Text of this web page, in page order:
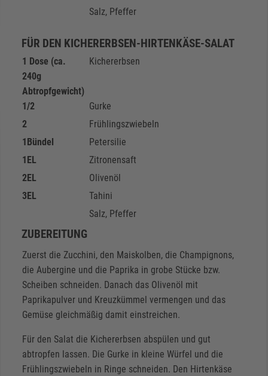
Salz, Pfeffer
FÜR DEN KICHERERBSEN-HIRTENKÄSE-SALAT
1 Dose (ca.
240g
Abtropfgewicht)
Kichererbsen
1/2
Gurke
2
Frühlingszwiebeln
1Bündel
Petersilie
1EL
Zitronensaft
2EL
Olivenöl
3EL
Tahini
Salz, Pfeffer
ZUBEREITUNG
Zuerst die Zucchini, den Maiskolben, die Champignons,
die Aubergine und die Paprika in grobe Stücke bzw.
Scheiben schneiden. Danach das Olivenöl mit
Paprikapulver und Kreuzkümmel vermengen und das
Gemüse gleichmäßig damit einstreichen.
Für den Salat die Kichererbsen abspülen und gut
abtropfen lassen. Die Gurke in kleine Würfel und die
Frühlingszwiebeln in Ringe schneiden. Den Hirtenkäse